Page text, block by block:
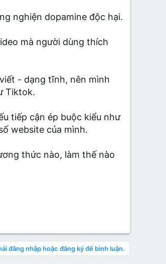
nghiện dopamine độc hại.
mà người dùng thích
- dạng tĩnh, nên mình
Tiktok.
tiếp cận ép buộc kiểu như
website của mình.
thức nào, làm thế nào
đăng nhập hoặc đăng ký để bình luận.